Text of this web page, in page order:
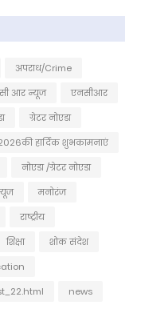
अपराध/Crime
आर न्यूज
एनसीआर
ग्रेटर नोएडा
हार्दिक शुभकामनाएं
नोएडा /ग्रेटर नोएडा
मनोरंज
राष्ट्रीय
शिक्षा
शोक संदेश
news